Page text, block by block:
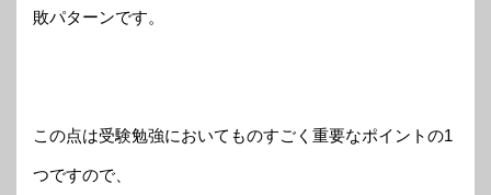
敗パターンです。
この点は受験勉強においてものすごく重要なポイントの1
つですので、